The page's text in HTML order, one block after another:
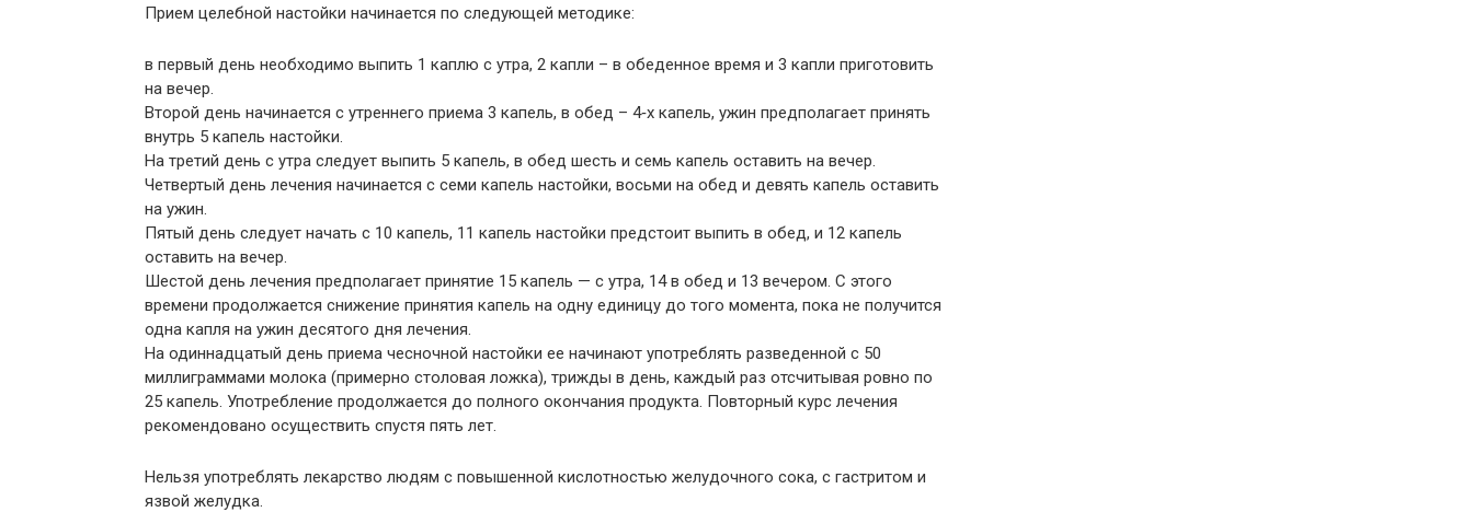
Прием целебной настойки начинается по следующей методике:
в первый день необходимо выпить 1 каплю с утра, 2 капли – в обеденное время и 3 капли приготовить
на вечер.
Второй день начинается с утреннего приема 3 капель, в обед – 4‐х капель, ужин предполагает принять
внутрь 5 капель настойки.
На третий день с утра следует выпить 5 капель, в обед шесть и семь капель оставить на вечер.
Четвертый день лечения начинается с семи капель настойки, восьми на обед и девять капель оставить
на ужин.
Пятый день следует начать с 10 капель, 11 капель настойки предстоит выпить в обед, и 12 капель
оставить на вечер.
Шестой день лечения предполагает принятие 15 капель — с утра, 14 в обед и 13 вечером. С этого
времени продолжается снижение принятия капель на одну единицу до того момента, пока не получится
одна капля на ужин десятого дня лечения.
На одиннадцатый день приема чесночной настойки ее начинают употреблять разведенной с 50
миллиграммами молока (примерно столовая ложка), трижды в день, каждый раз отсчитывая ровно по
25 капель. Употребление продолжается до полного окончания продукта. Повторный курс лечения
рекомендовано осуществить спустя пять лет.
Нельзя употреблять лекарство людям с повышенной кислотностью желудочного сока, с гастритом и
язвой желудка.